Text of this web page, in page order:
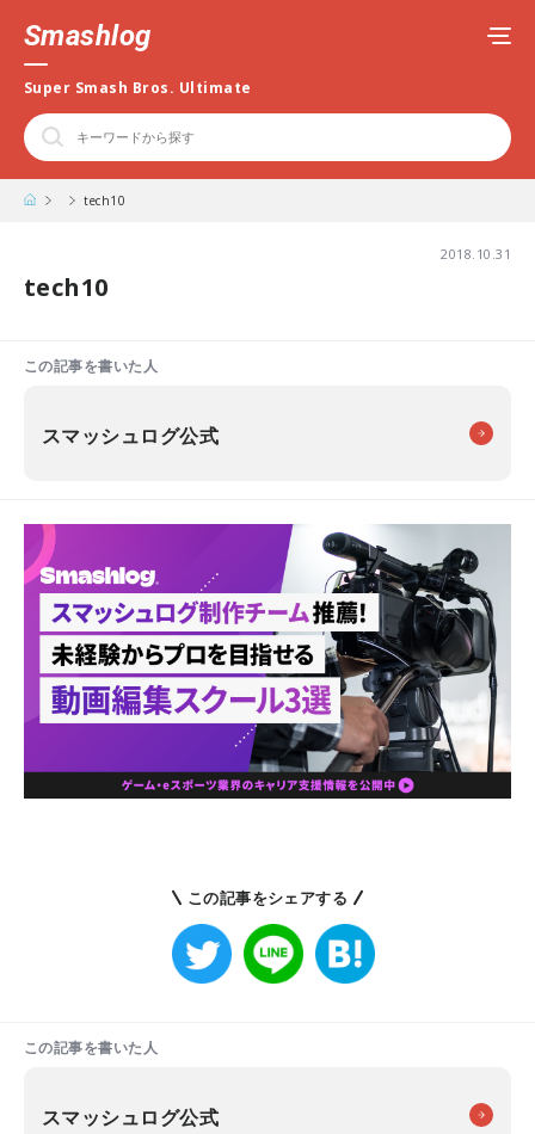
Smashlog
Super Smash Bros. Ultimate
tech10
2018.10.31
tech10
この記事を書いた人
スマッシュログ公式
この記事をシェアする
この記事を書いた人
スマッシュログ公式